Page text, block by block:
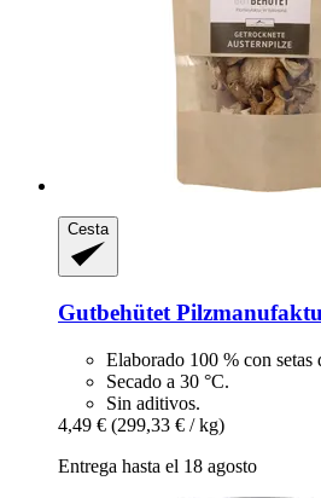
Cesta
Gutbehütet
Elaborado 100 % con
Secado a 30 °C.
Sin aditivos.
4,49 € (299,33 € / kg)
Entrega hasta el 18 agosto